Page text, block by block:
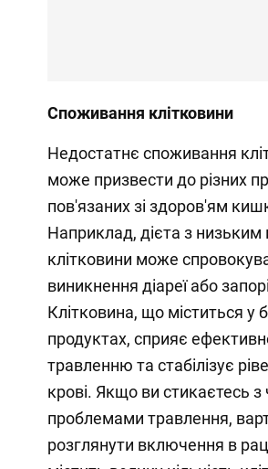
Споживання клітковини
Недостатнє споживання
може призвести до різних
пов'язаних зі здоров'ям
Наприклад, дієта з низьким
клітковини може
виникнення діареї або
Клітковина, що міститься у
продуктах, сприяє
травленню та стабілізує
крові. Якщо ви стикаєтесь з
проблемами травлення,
розглянути включення в